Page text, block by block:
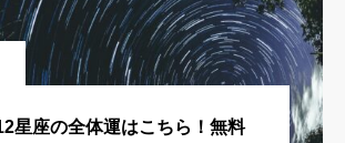
星座の全体運はこちら！無料